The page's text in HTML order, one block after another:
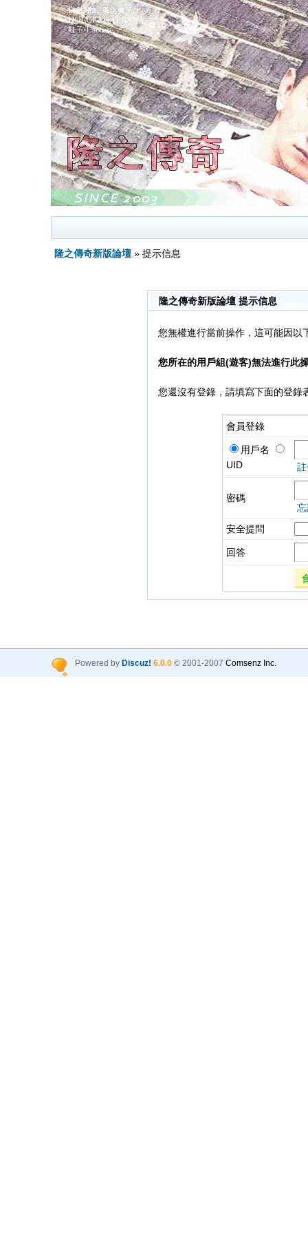
隆之傳奇新版論壇» 提示信息
隆之傳奇新版論壇 提示信息
您無權進行當前操作，這可能因以
您所在的用戶組(遊客)無法進行此
您還沒有登錄，請填寫下面的登錄
會員登錄
用戶名
UID
密碼
安全提問
回答
Powered by Discuz! 6.0.0© 2001-2007 Comsenz Inc.